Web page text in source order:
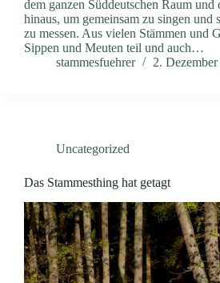
dem ganzen Süddeutschen Raum und
hinaus, um gemeinsam zu singen und
zu messen. Aus vielen Stämmen und
Sippen und Meuten teil und auch…
stammesfuehrer
2.
Uncategorized
Das Stammesthing hat getagt